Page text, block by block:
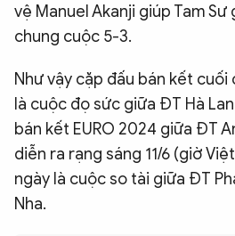
vệ Manuel Akanji giúp Tam
chung cuộc 5-3.
Như vậy cặp đấu bán kết
là cuộc đọ sức giữa ĐT Hà
bán kết EURO 2024 giữa ĐT
diễn ra rạng sáng 11/6 (giờ
ngày là cuộc so tài giữa ĐT
Nha.